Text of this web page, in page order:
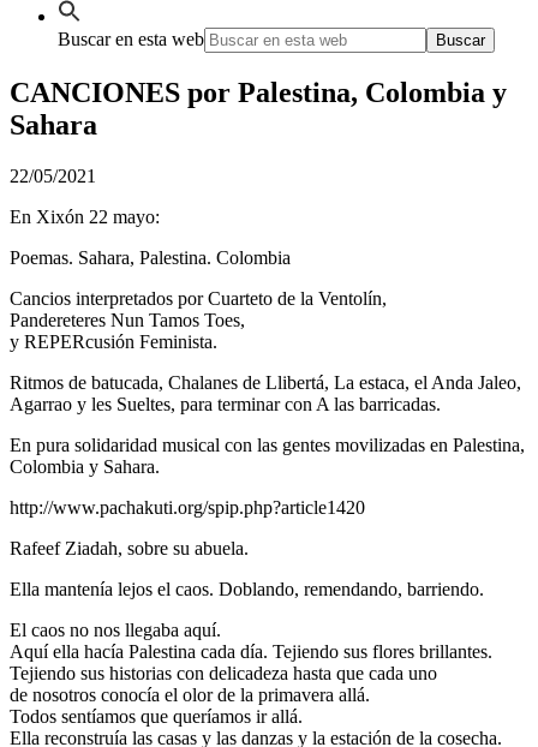
Buscar en esta web
CANCIONES por Palestina, Colombia y
Sahara
22/05/2021
En Xixón 22 mayo:
Poemas. Sahara, Palestina. Colombia
Cancios interpretados por Cuarteto de la Ventolín,
Pandereteres Nun Tamos Toes,
y REPERcusión Feminista.
Ritmos de batucada, Chalanes de Llibertá, La estaca, el Anda Jaleo,
Agarrao y les Sueltes, para terminar con A las barricadas.
En pura solidaridad musical con las gentes movilizadas en Palestina,
Colombia y Sahara.
http://www.pachakuti.org/spip.php?article1420
Rafeef Ziadah, sobre su abuela.
Ella mantenía lejos el caos. Doblando, remendando, barriendo.
El caos no nos llegaba aquí.
Aquí ella hacía Palestina cada día. Tejiendo sus flores brillantes.
Tejiendo sus historias con delicadeza hasta que cada uno
de nosotros conocía el olor de la primavera allá.
Todos sentíamos que queríamos ir allá.
Ella reconstruía las casas y las danzas y la estación de la cosecha.